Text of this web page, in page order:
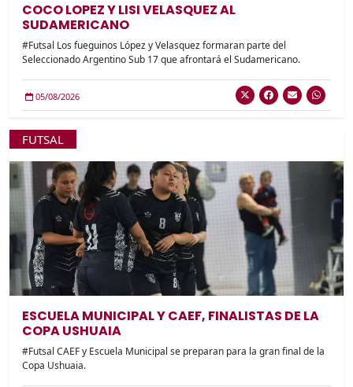
COCO LOPEZ Y LISI VELASQUEZ AL
SUDAMERICANO
#Futsal Los fueguinos López y Velasquez formaran parte del
Seleccionado Argentino Sub 17 que afrontará el Sudamericano.
05/08/2026
FUTSAL
ESCUELA MUNICIPAL Y CAEF, FINALISTAS DE LA
COPA USHUAIA
#Futsal CAEF y Escuela Municipal se preparan para la gran final de la
Copa Ushuaia.